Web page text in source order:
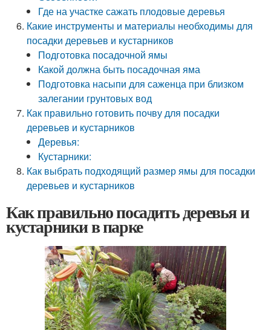
Где на участке сажать плодовые деревья
Какие инструменты и материалы необходимы для
посадки деревьев и кустарников
Подготовка посадочной ямы
Какой должна быть посадочная яма
Подготовка насыпи для саженца при близком
залегании грунтовых вод
Как правильно готовить почву для посадки
деревьев и кустарников
Деревья:
Кустарники:
Как выбрать подходящий размер ямы для посадки
деревьев и кустарников
Как правильно посадить деревья и
кустарники в парке